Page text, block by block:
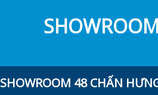
SHOWROOM 48 CHẤN